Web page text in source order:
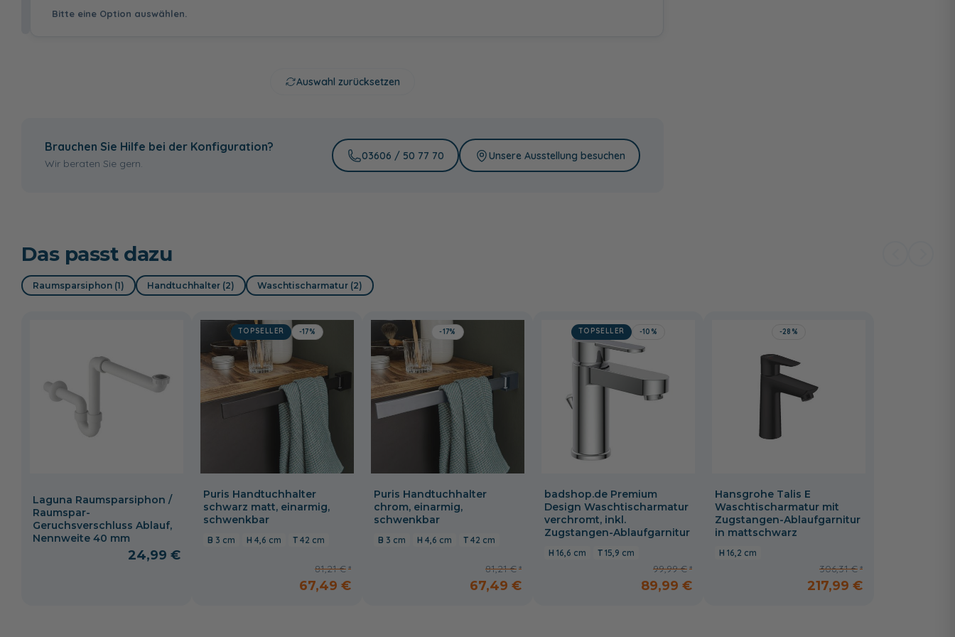
Stahl Dunkel matt -
Cuneo Eiche Grau -
Weiß hochglanz
214,00 €
Bitte eine Option auswählen.
matt
schwarz matt
Auswahl zurücksetzen
Brauchen Sie Hilfe bei der Konfiguration?
Wir beraten Sie gern.
03606 / 50 77 70 Unsere Ausstellung besuchen
Das passt dazu
Raumsparsiphon (1) Handtuchhalter (2) Waschtischarmatur (2)
Laguna Raumsparsiphon /
Raumspar-
Geruchsverschluss Ablauf,
Nennweite 40 mm
24,99 €
TOPSELLER -17%
Puris Handtuchhalter
schwarz matt, einarmig,
schwenkbar
3 cm 4,6 cm 42 cm
81,21 €
67,49 €
-17%
Puris Handtuchhalter
chrom, einarmig,
schwenkbar
3 cm 4,6 cm 42 cm
81,21 €
67,49 €
TOPSELLER -10%
badshop.de Premium
Design Waschtischarmatur
verchromt, inkl.
Zugstangen-Ablaufgarnitur
16,6 cm 15,9 cm
99,99 €
89,99 €
-28%
Hansgrohe Talis E
Waschtischarmatur mit
Zugstangen-Ablaufgarnitur
in mattschwarz
16,2 cm
306,31 €
217,99 €